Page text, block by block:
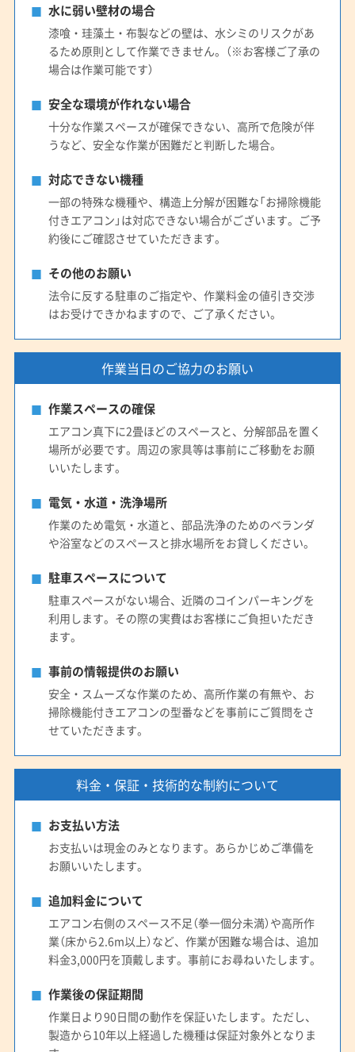
水に弱い壁材の場合
漆喰・珪藻土・布製などの壁は、水シミのリスクがあ
るため原則として作業できません。（※お客様ご了承の
場合は作業可能です）
安全な環境が作れない場合
十分な作業スペースが確保できない、高所で危険が伴
うなど、安全な作業が困難だと判断した場合。
対応できない機種
一部の特殊な機種や、構造上分解が困難な「お掃除機能
付きエアコン」は対応できない場合がございます。ご予
約後にご確認させていただきます。
その他のお願い
法令に反する駐車のご指定や、作業料金の値引き交渉
はお受けできかねますので、ご了承ください。
作業当日のご協力のお願い
作業スペースの確保
エアコン真下に2畳ほどのスペースと、分解部品を置く
場所が必要です。周辺の家具等は事前にご移動をお願
いいたします。
電気・水道・洗浄場所
作業のため電気・水道と、部品洗浄のためのベランダ
や浴室などのスペースと排水場所をお貸しください。
駐車スペースについて
駐車スペースがない場合、近隣のコインパーキングを
利用します。その際の実費はお客様にご負担いただき
ます。
事前の情報提供のお願い
安全・スムーズな作業のため、高所作業の有無や、お
掃除機能付きエアコンの型番などを事前にご質問をさ
せていただきます。
料金・保証・技術的な制約について
お支払い方法
お支払いは現金のみとなります。あらかじめご準備を
お願いいたします。
追加料金について
エアコン右側のスペース不足（拳一個分未満）や高所作
業（床から2.6m以上）など、作業が困難な場合は、追加
料金3,000円を頂戴します。事前にお尋ねいたします。
作業後の保証期間
作業日より90日間の動作を保証いたします。ただし、
製造から10年以上経過した機種は保証対象外となりま